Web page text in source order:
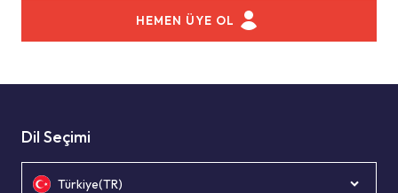
HEMEN ÜYE OL
Dil Seçimi
Türkiye(TR)